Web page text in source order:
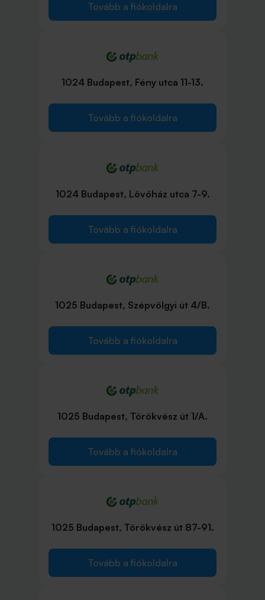
Tovább a fiókoldalra
1024 Budapest, Fény utca 11-13.
Tovább a fiókoldalra
1024 Budapest, Lövőház utca 7-9.
Tovább a fiókoldalra
1025 Budapest, Szépvölgyi út 4/B.
Tovább a fiókoldalra
1025 Budapest, Törökvész út 1/A.
Tovább a fiókoldalra
1025 Budapest, Törökvész út 87-91.
Tovább a fiókoldalra